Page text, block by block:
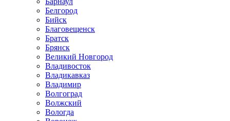
Белгород
Бийск
Благовещенск
Братск
Брянск
Великий Новгород
Владивосток
Владикавказ
Владимир
Волгоград
Волжский
Вологда